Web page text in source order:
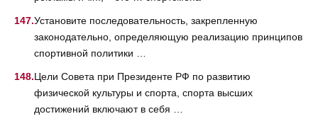
Установите последовательность, закрепленную
законодательно, определяющую реализацию принципов
спортивной политики …
Цели Совета при Президенте РФ по развитию
физической культуры и спорта, спорта высших
достижений включают в себя …